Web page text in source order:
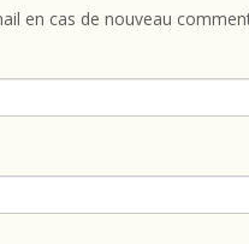
en cas de nouveau